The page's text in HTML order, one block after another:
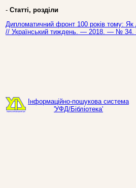
- Статті, розділи
Дипломатичний фронт 100 років тому: Як
// Український тиждень. — 2018. — №
Інформаційно-пошукова система
'УФД/Бібліотека'